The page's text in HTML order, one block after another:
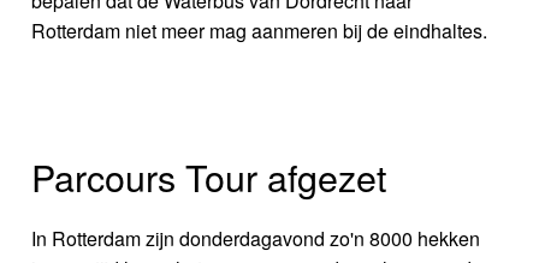
Rotterdam niet meer mag aanmeren bij de eindhaltes.
Parcours Tour afgezet
In Rotterdam zijn donderdagavond zo'n 8000 hekken